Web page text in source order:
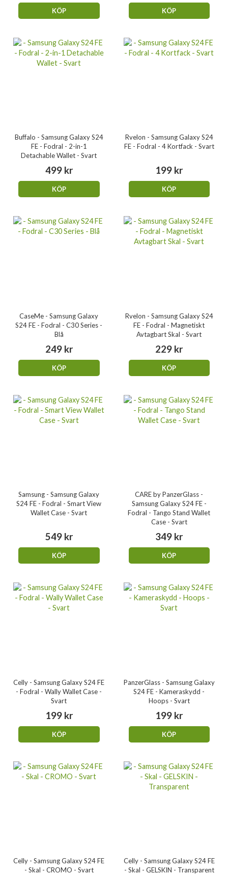
KÖP KÖP
Buffalo - Samsung Galaxy S24
FE - Fodral - 2-in-1
Detachable Wallet - Svart
499 kr
KÖP
Rvelon - Samsung Galaxy S24
FE - Fodral - 4 Kortfack - Svart
199 kr
KÖP
CaseMe - Samsung Galaxy
S24 FE - Fodral - C30 Series -
Blå
249 kr
KÖP
Rvelon - Samsung Galaxy S24
FE - Fodral - Magnetiskt
Avtagbart Skal - Svart
229 kr
KÖP
Samsung - Samsung Galaxy
S24 FE - Fodral - Smart View
Wallet Case - Svart
549 kr
KÖP
CARE by PanzerGlass -
Samsung Galaxy S24 FE -
Fodral - Tango Stand Wallet
Case - Svart
349 kr
KÖP
Celly - Samsung Galaxy S24 FE
- Fodral - Wally Wallet Case -
Svart
199 kr
KÖP
PanzerGlass - Samsung Galaxy
S24 FE - Kameraskydd -
Hoops - Svart
199 kr
KÖP
Celly - Samsung Galaxy S24 FE
- Skal - CROMO - Svart
Celly - Samsung Galaxy S24 FE
- Skal - GELSKIN - Transparent